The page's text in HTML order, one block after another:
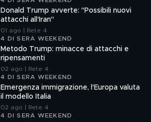
Donald Trump avverte: "Possibili nuovi
attacchi all'Iran"
01 ago | Rete 4
4 DI SERA WEEKEND
Metodo Trump: minacce di attacchi e
ripensamenti
02 ago | Rete 4
4 DI SERA WEEKEND
Emergenza immigrazione, l'Europa valuta
il modello Italia
02 ago | Rete 4
4 DI SERA WEEKEND